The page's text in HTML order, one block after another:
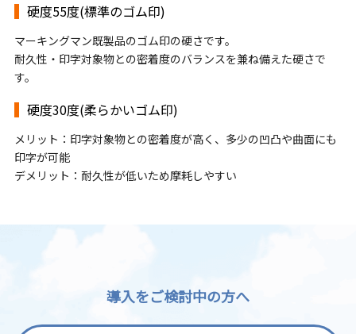
硬度55度(標準のゴム印)
マーキングマン既製品のゴム印の硬さです。
耐久性・印字対象物との密着度のバランスを兼ね備えた硬さで
す。
硬度30度(柔らかいゴム印)
メリット：印字対象物との密着度が高く、多少の凹凸や曲面にも
印字が可能
デメリット：耐久性が低いため摩耗しやすい
導入をご検討中の方へ